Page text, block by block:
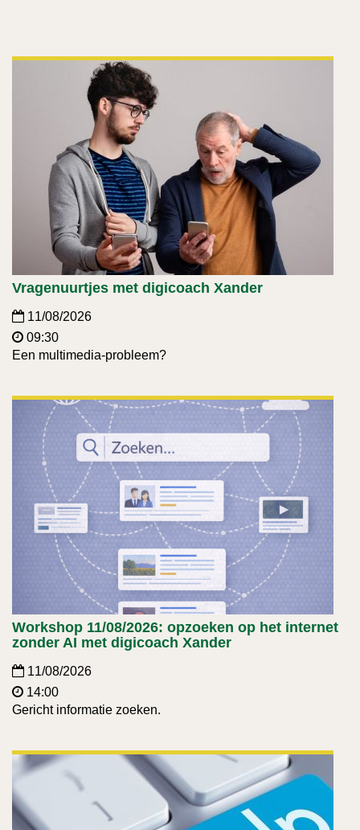
Vragenuurtjes met digicoach Xander
11/08/2026
09:30
Een multimedia-probleem?
Workshop 11/08/2026: opzoeken op het internet
zonder AI met digicoach Xander
11/08/2026
14:00
Gericht informatie zoeken.